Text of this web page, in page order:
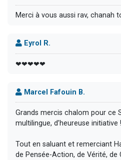
Merci à vous aussi rav, chanah
Eyrol R.
❤❤❤❤❤
Marcel Fafouin B.
Grands mercis chalom pour ce
multilingue, d’heureuse initiative !
Tout en saluant et remerciant
de Pensée-Action, de Vérité, de